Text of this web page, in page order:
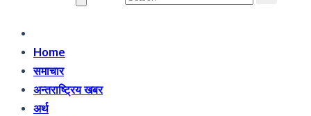
Home
समाचार
अन्तराष्ट्रिय खबर
अर्थ